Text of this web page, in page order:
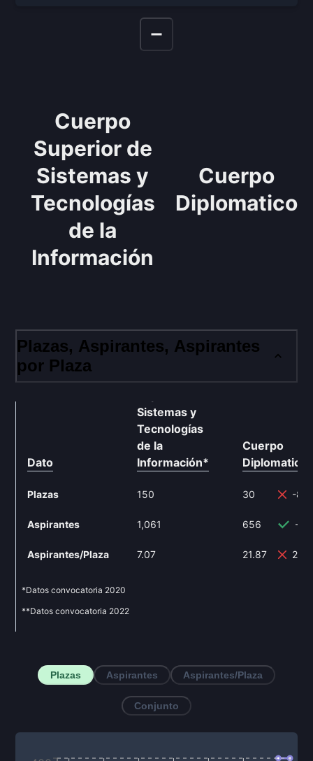
Cuerpo
Superior de
Sistemas y
Tecnologías
de la
Información
Cuerpo
Diplomatico
Plazas, Aspirantes, Aspirantes
por Plaza
Dato
Cuerpo
Sistemas y
Tecnologías
de la
Información*
Plazas 150
Aspirantes 1,061
Aspirantes/Plaza 7.07
Cuerpo
Diplomatico
30 -
656 -
21.87
*Datos convocatoria 2020
**Datos convocatoria 2022
Plazas Aspirantes Aspirantes/Plaza
Conjunto